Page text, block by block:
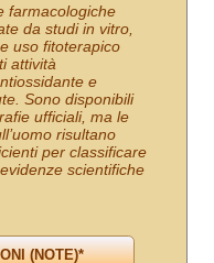
farmacologiche
da studi in vitro,
uso fitoterapico
attività
e
Sono disponibili
ufficiali, ma le
risultano
per classificare
scientifiche